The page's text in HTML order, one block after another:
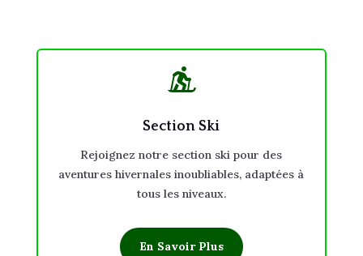

Section Ski
Rejoignez notre section ski pour des
aventures hivernales inoubliables, adaptées à
tous les niveaux.
En Savoir Plus